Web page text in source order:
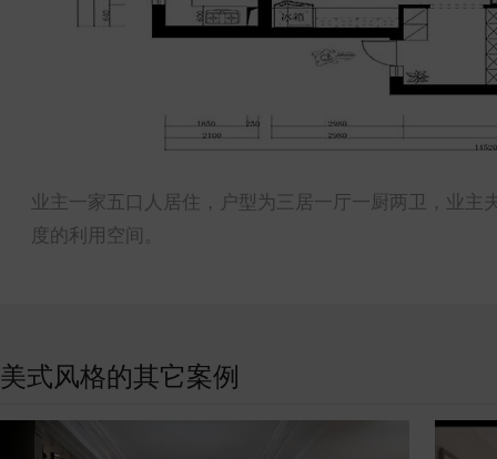
业主一家五口人居住，户型为三居一厅一厨两卫，业
度的利用空间。
美式风格的其它案例